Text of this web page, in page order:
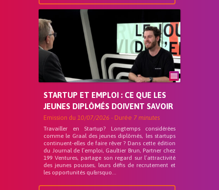
STARTUP ET EMPLOI : CE QUE LES
JEUNES DIPLÔMÉS DOIVENT SAVOIR
Emission du 10/07/2026 - Durée 7 minutes
Travailler en Startup? Longtemps considérées
comme le Graal des jeunes diplômés, les startups
continuent-elles de faire rêver ? Dans cette édition
du Journal de l’emploi, Gaultier Brun, Partner chez
199 Ventures, partage son regard sur l’attractivité
des jeunes pousses, leurs défis de recrutement et
les opportunités qu&rsquo...